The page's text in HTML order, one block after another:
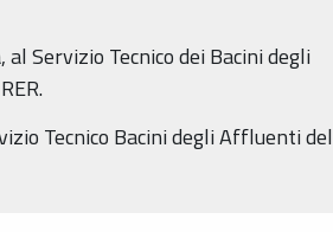
Servizio Tecnico dei Bacini degli
Tecnico Bacini degli Affluenti del